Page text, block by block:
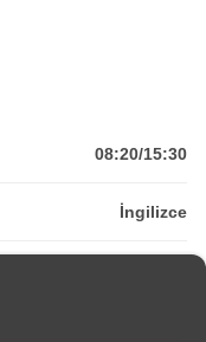
08:20/15:30
İngilizce